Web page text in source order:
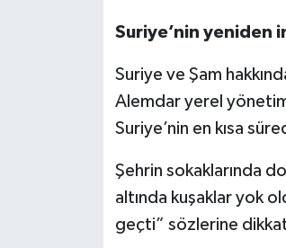
Suriye’nin yeniden
Suriye ve Şam
Alemdar yerel
Suriye’nin en kısa
Şehrin sokaklarında
altında kuşaklar yok
geçti” sözlerine